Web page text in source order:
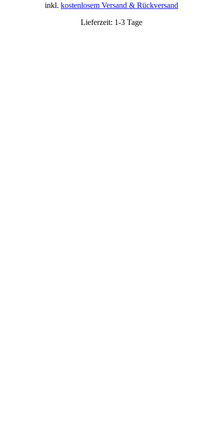
inkl. kostenlosem Versand & Rückversand
Lieferzeit: 1-3 Tage